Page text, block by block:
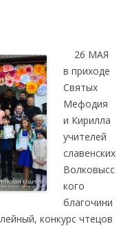
26 МАЯ
в приходе
Святых
Мефодия
и Кирилла
учителей
славенских
Волковысс
кого
благочини
конкурс чтецов